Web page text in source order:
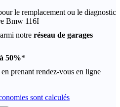
le remplacement ou le diagnostic
Bmw 116I
notre réseau de garages
50%*
prenant rendez-vous en ligne
sont calculés